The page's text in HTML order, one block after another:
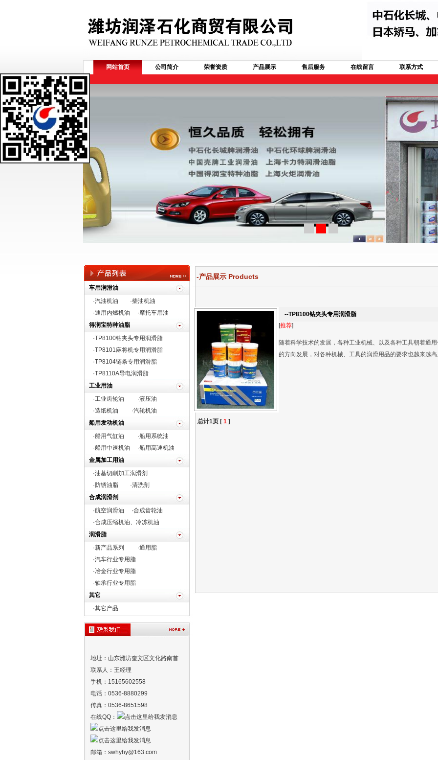
网站首页 公司简介 荣誉资质 产品展示 售后服务 在线留言 联系方式
车用润滑油
·汽油机油
·柴油机油
·通用内燃机油
·摩托车用油
得润宝特种油脂
·TP8100钻夹头专用润滑脂
·TP8101麻将机专用润滑脂
·TP8104链条专用润滑脂
·TP8110A导电润滑脂
工业用油
·工业齿轮油
·液压油
·造纸机油
·汽轮机油
船用发动机油
·船用气缸油
·船用系统油
·船用中速机油
·船用高速机油
金属加工用油
·油基切削加工润滑剂
·防锈油脂
·清洗剂
合成润滑剂
·航空润滑油
·合成齿轮油
·合成压缩机油、冷冻机油
润滑脂
·新产品系列
·通用脂
·汽车行业专用脂
·冶金行业专用脂
·轴承行业专用脂
其它
·其它产品
地址：山东潍坊奎文区文化路南首
联系人：王经理
手机：15165602558
电话：0536-8880299
传真：0536-8651598
在线QQ：
邮箱： swhyhy@163.com
-产品展示 Products
--TP8100钻夹头专用润滑脂
[推荐]
随着科学技术的发展，各种工业机械、以及各种工具朝着通
的方向发展，对各种机械、工具的润滑用品的要求也越来越
总计1页 [ 1 ]